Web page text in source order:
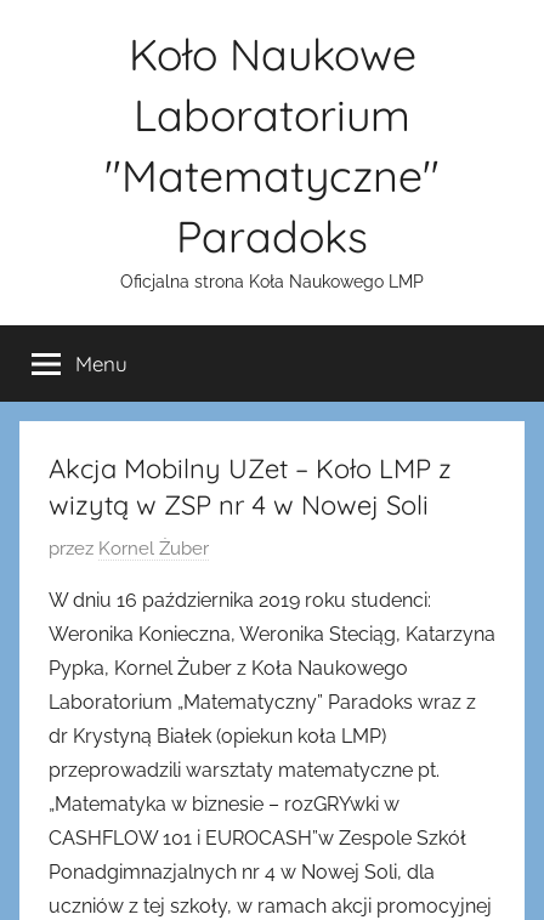
Koło Naukowe
Laboratorium
"Matematyczne"
Paradoks
Oficjalna strona Koła Naukowego LMP
Menu
Akcja Mobilny UZet – Koło LMP z
wizytą w ZSP nr 4 w Nowej Soli
O
u
b
l
i
k
o
w
a
n
przez Kornel Żuber
W dniu 16 października 2019 roku studenci:
Weronika Konieczna, Weronika Steciąg, Katarzyna
Pypka, Kornel Żuber z Koła Naukowego
Laboratorium „Matematyczny” Paradoks wraz z
dr Krystyną Białek (opiekun koła LMP)
przeprowadzili warsztaty matematyczne pt.
„Matematyka w biznesie – rozGRYwki w
CASHFLOW 101 i EUROCASH”w Zespole Szkół
Ponadgimnazjalnych nr 4 w Nowej Soli, dla
uczniów z tej szkoły, w ramach akcji promocyjnej